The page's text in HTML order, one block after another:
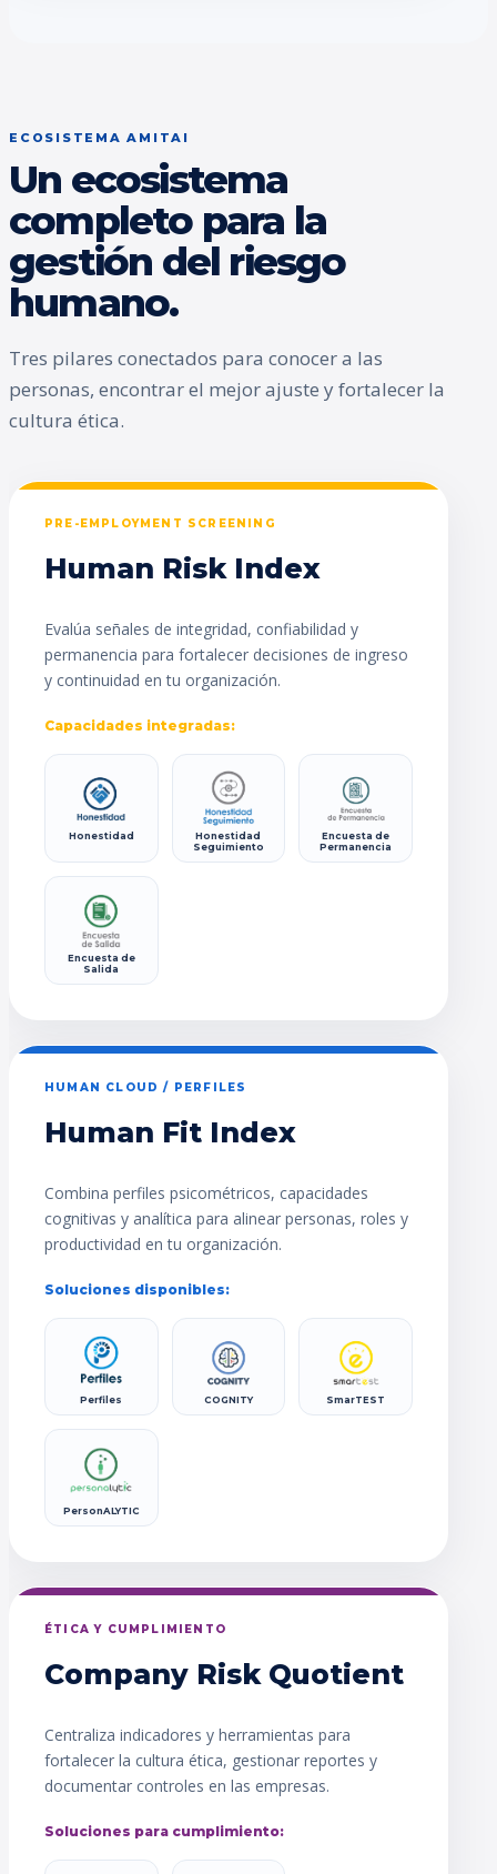
ECOSISTEMA AMITAI
Un ecosistema
completo para la
gestión del riesgo
humano.
Tres pilares conectados para conocer a las
personas, encontrar el mejor ajuste y fortalecer la
cultura ética.
PRE-EMPLOYMENT SCREENING
Human Risk Index
Evalúa señales de integridad, confiabilidad y
permanencia para fortalecer decisiones de ingreso
y continuidad en tu organización.
Capacidades integradas:
Honestidad
Honestidad
Seguimiento
Encuesta de
Permanencia
Encuesta de
Salida
HUMAN CLOUD / PERFILES
Human Fit Index
Combina perfiles psicométricos, capacidades
cognitivas y analítica para alinear personas, roles y
productividad en tu organización.
Soluciones disponibles:
Perfiles COGNITY SmarTEST
PersonALYTIC
ÉTICA Y CUMPLIMIENTO
Company Risk Quotient
Centraliza indicadores y herramientas para
fortalecer la cultura ética, gestionar reportes y
documentar controles en las empresas.
Soluciones para cumplimiento: